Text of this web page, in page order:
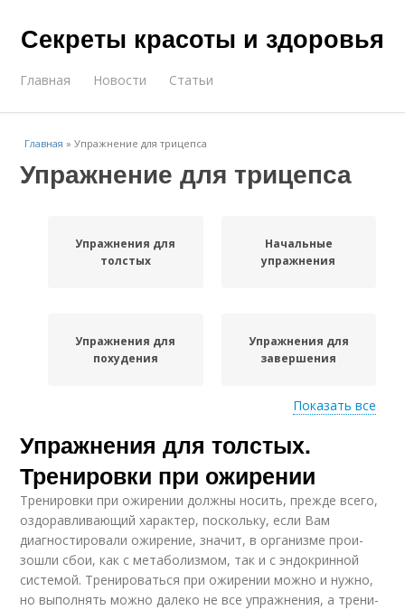
Секреты красоты и здоровья
Главная Новости Статьи
Главная »Упражнение для трицепса
Упражнение для трицепса
Упражнения для
толстых
Начальные
упражнения
Упражнения для
похудения
Упражнения для
завершения
Упражнение для шеи
Упражнения для
груди
Упражнение для
подколенных
сухожилий
Упражнение для
Показать все
Упражнения для толстых.
Тренировки при ожирении
Тренировки при ожирении должны носить, прежде всего,
оздоравливающий ха­рак­тер, поскольку, если Вам
диагностировали ожирение, значит, в организме про­и­
зош­ли сбои, как с метаболизмом, так и с эндокринной
системой. Тренироваться при ожи­ре­нии мож­но и нужно,
но выполнять можно далеко не все упражнения, а тре­ни­